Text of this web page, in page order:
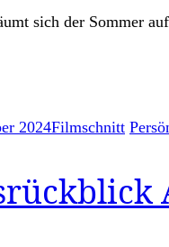
sich der Sommer
2024Filmschnitt